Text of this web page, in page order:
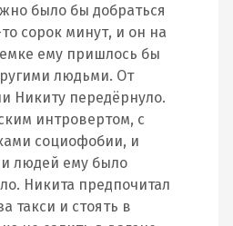
было бы добраться
сорок минут, и он на
ему пришлось бы
людьми. От
Никиту передёрнуло.
интровертом, с
социофобии, и
людей ему было
Никита предпочитал
такси и стоять в